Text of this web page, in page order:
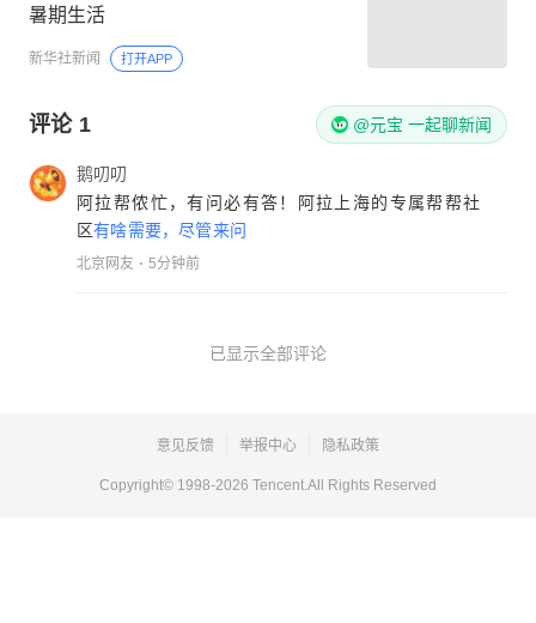
暑期生活
新华社新闻 打开APP
评论 1 @元宝 一起聊新闻
鹅叨叨
阿拉帮侬忙，有问必有答！阿拉上海的专属帮帮社
区有啥需要，尽管来问
北京网友 5分钟前
已显示全部评论
意见反馈 举报中心 隐私政策
Copyright© 1998-2026 Tencent.All Rights Reserved